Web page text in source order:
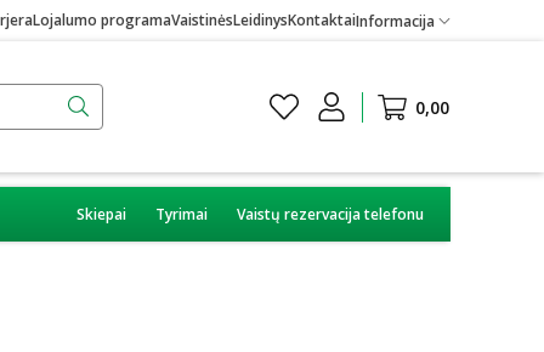
Lojalumo programaVaistinėsLeidinysKontaktaiInformacija
0,00
Skiepai Tyrimai Vaistų rezervacija telefonu